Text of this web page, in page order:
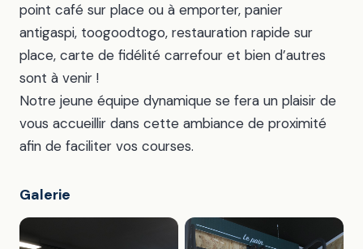
point café sur place ou à emporter, panier
antigaspi, toogoodtogo, restauration rapide sur
place, carte de fidélité carrefour et bien d’autres
sont à venir !
Notre jeune équipe dynamique se fera un plaisir de
vous accueillir dans cette ambiance de proximité
afin de faciliter vos courses.
Galerie